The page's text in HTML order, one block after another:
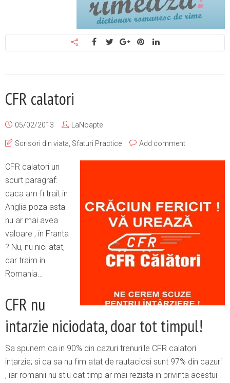
CFR calatori
05/02/2013 LaNoapte
Scrisori din viata Sfaturi Practice Add comment
CFR calatori un
scurt paragraf:
daca am fi trait in
Anglia poza asta
nu ar mai avea
valoare , in Franta
? Nu, nu nici atat,
dar traim in
Romania…
CFR nu
intarzie niciodata, doar tot timpul!
Sa spunem ca in 90% din cazuri trenuriile CFR calatori
intarzie; si ca sa nu fim atat de rautaciosi sunt 97% din cazuri
, iar romanii nu stiu cat timp ar mai rezista in privinta acestui